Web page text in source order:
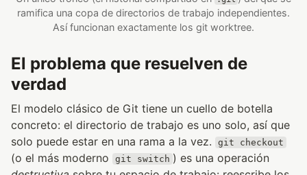
ramifica una copa de directorios de trabajo independientes.
Así funcionan exactamente los git worktree.
El problema que resuelven de
verdad
El modelo clásico de Git tiene un cuello de botella
concreto: el directorio de trabajo es uno solo, así que
solo puede estar en una rama a la vez.
git checkout
(o el más moderno git switch ) es una operación